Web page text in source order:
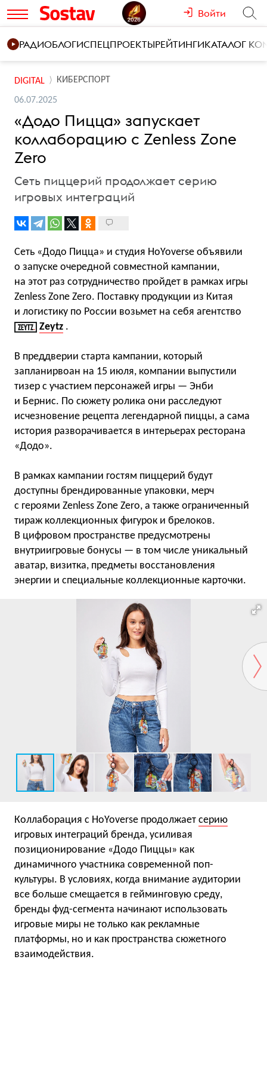
Войти
РАДИОБЛОГИСПЕЦПРОЕКТЫРЕЙТИНГИКАТАЛОГ
DIGITAL КИБЕРСПОРТ
06.07.2025
«Додо Пицца» запускает
коллаборацию с Zenless Zone
Zero
Сеть пиццерий продолжает серию
игровых интеграций
Сеть «Додо Пицца» и студия HoYoverse объявили
о запуске очередной совместной кампании,
на этот раз сотрудничество пройдет в рамках игры
Zenless Zone Zero. Поставку продукции из Китая
и логистику по России возьмет на себя агентство
Zeytz .
В преддверии старта кампании, который
запланирвоан на 15 июля, компании выпустили
тизер с участием персонажей игры — Энби
и Бернис. По сюжету ролика они расследуют
исчезновение рецепта легендарной пиццы, а сама
история разворачивается в интерьерах ресторана
«Додо».
В рамках кампании гостям пиццерий будут
доступны брендированные упаковки, мерч
с героями Zenless Zone Zero, а также ограниченный
тираж коллекционных фигурок и брелоков.
В цифровом пространстве предусмотрены
внутриигровые бонусы — в том числе уникальный
аватар, визитка, предметы восстановления
энергии и специальные коллекционные карточки.
Коллаборация с HoYoverse продолжает серию
игровых интеграций бренда, усиливая
позиционирование «Додо Пиццы» как
динамичного участника современной поп-
культуры. В условиях, когда внимание аудитории
все больше смещается в гейминговую среду,
бренды фуд-сегмента начинают использовать
игровые миры не только как рекламные
платформы, но и как пространства сюжетного
взаимодействия.